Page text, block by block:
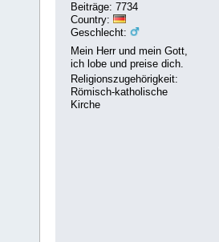
Beiträge: 7734
Country:
Geschlecht:
Mein Herr und mein Gott,
ich lobe und preise dich.
Religionszugehörigkeit:
Römisch-katholische
Kirche